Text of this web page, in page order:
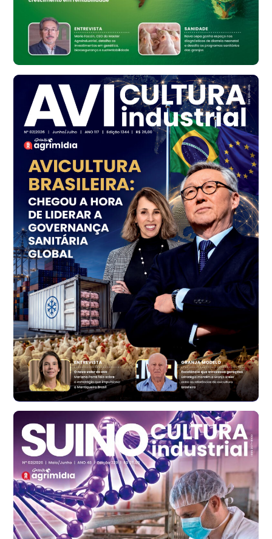
Bastos (SP)
R$ 148,56
SP
R$ 7,16
Frango - Indicador
SP
R$ 7,18
kg
Trigo Atacado - Regional
PR
R$ 1.414,46
t
Trigo Atacado - Regional
RS
R$ 1.314,61
t
Ovo Vermelho - Regional
Vermelho
R$ 171,61
cx
Ovo Branco - Regional
Santa Maria do Jetibá (ES)
R$ 140,74
Ovo Branco - Regional
Recife (PE)
R$ 147,74
cx
Ovo Vermelho - Regional
Recife (PE)
R$ 157,72